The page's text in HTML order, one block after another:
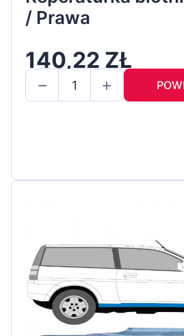
/ Prawa
140,22 ZŁ